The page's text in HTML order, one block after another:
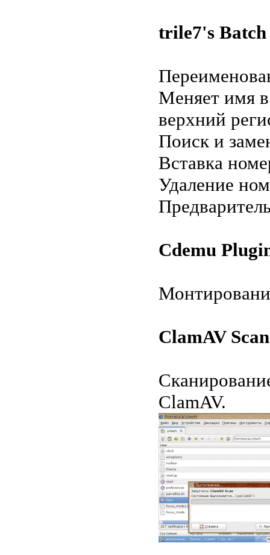
trile7's Batch
Меняет имя
верхний
Поиск и
Вставка
Удаление
Cdemu
ClamAV Scan
ClamAV.